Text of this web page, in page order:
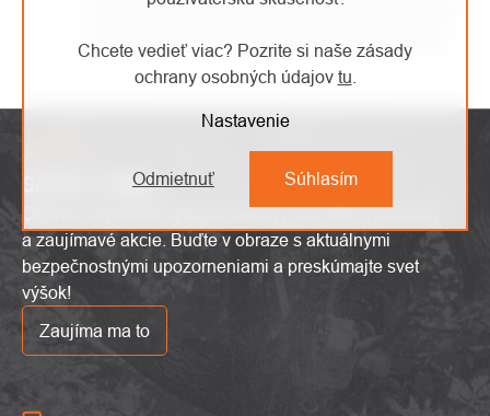
Chcete vedieť viac? Pozrite si naše zásady
ochrany osobných údajov tu
Nastavenie
Odmietnuť Súhlasím
a preto sa prípadné reklamácie snažíme vybaviť
čo najrýchlejšie as maximálnou starostlivosťou.
SAFETY ZÓNA
Objavte najnovšie výškové trendy, inovatívne produkty
a zaujímavé akcie. Buďte v obraze s aktuálnymi
bezpečnostnými upozorneniami a preskúmajte svet
výšok!
Zaujíma ma to